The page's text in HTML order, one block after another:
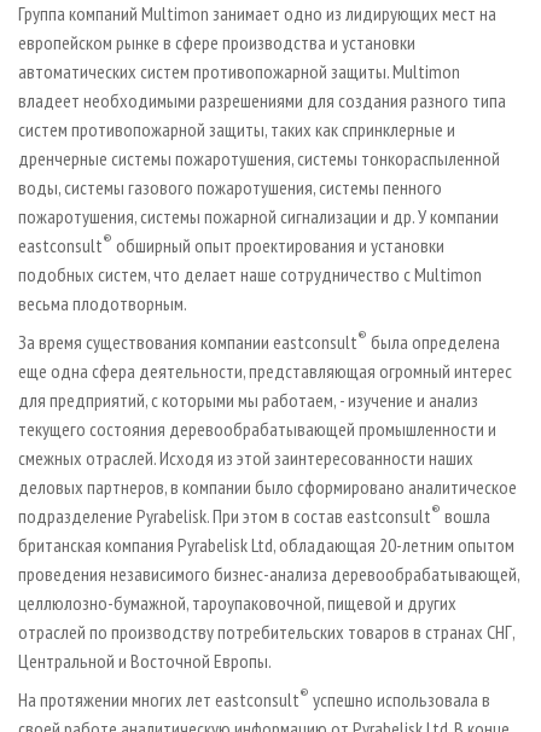
Группа компаний Multimon занимает одно из лидирующих мест на
европейском рынке в сфере производства и установки
автоматических систем противопожарной защиты. Multimon
владеет необходимыми разрешениями для создания разного типа
систем противопожарной защиты, таких как спринклерные и
дренчерные системы пожаротушения, системы тонкораспыленной
воды, системы газового пожаротушения, системы пенного
пожаротушения, системы пожарной сигнализации и др. У компании
eastconsult® обширный опыт проектирования и установки
подобных систем, что делает наше сотрудничество с Multimon
весьма плодотворным.
За время существования компании eastconsult® была определена
еще одна сфера деятельности, представляющая огромный интерес
для предприятий, с которыми мы работаем, - изучение и анализ
текущего состояния деревообрабатывающей промышленности и
смежных отраслей. Исходя из этой заинтересованности наших
деловых партнеров, в компании было сформировано аналитическое
подразделение Pyrabelisk. При этом в состав eastconsult® вошла
британская компания Pyrabelisk Ltd, обладающая 20-летним опытом
проведения независимого бизнес-анализа деревообрабатывающей,
целлюлозно-бумажной, тароупаковочной, пищевой и других
отраслей по производству потребительских товаров в странах СНГ,
Центральной и Восточной Европы.
На протяжении многих лет eastconsult® успешно использовала в